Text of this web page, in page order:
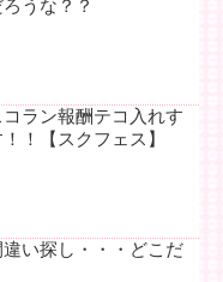
うな？？
コラン報酬テコ入れす
！【スクフェス】
違い探し・・・どこだ